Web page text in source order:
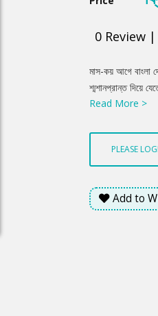
0 Review |
Product
মাস-কয় আগে বাংলা
শ্মশানপ্রান্ত দিয়ে
শবদাহকারী দমাদম
দানোয় পেয়েছে বলে
পুলিশ কর্মচারী
সেখানে সে
অভাগী শেষটা আবার
ঘটনা অসাধারণ হলেও
Read More >
PLEASE
Add to